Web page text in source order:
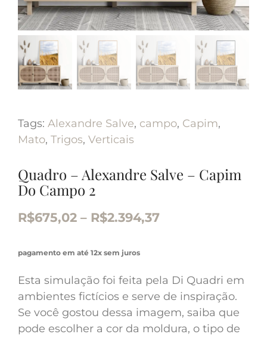
Tags: Alexandre Salve, campo, Capim,
Mato, Trigos, Verticais
Quadro – Alexandre Salve – Capim
Do Campo 2
R$675,02 – R$2.394,37
pagamento em até 12x sem juros
Esta simulação foi feita pela Di Quadri em
ambientes fictícios e serve de inspiração.
Se você gostou dessa imagem, saiba que
pode escolher a cor da moldura, o tipo de